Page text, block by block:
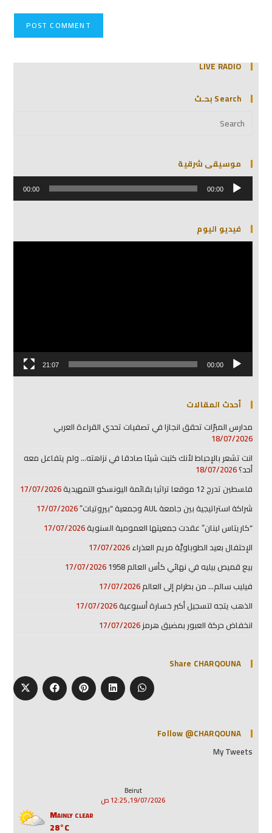
LIVE RADIO
Search بحـث
موسيقى شرقية
مشغل
الصوت 00:00
00:00
فيديو اليوم
مشغل
00:00
21:07
أحدث المقالات
مدارس المبرّات تحقق انجازا في تصفيات تحدي القراءة العربي
18/07/2026
انت تشعر بالإحباط لأنك كتبت شيئا صادقا في نزاهته… ولم يتفاعل معه
أحد؟18/07/2026
فلسطين تدرج 12 موقعا تراثيا بقائمة اليونسكو التمهيدية
17/07/2026
شراكة استراتيجية بين جامعة AUL وجمعية “بيروتيات”
17/07/2026
“كاريتاس لبنان” عقدت جمعيتها العمومية السنوية17/07/2026
الإحتفال بعيد الطوباويَّة مريم العذراء17/07/2026
بيع قميص بيليه في نهائي كأس العالم 1958
17/07/2026
فيليب سالم… من بطرام إلى العالم17/07/2026
الذهب يتجه لتسجيل أكبر خسارة أسبوعية17/07/2026
انخفاض حركة العبور بمضيق هرمز17/07/2026
Share CHARQOUNA
Follow @CHARQOUNA
My Tweets
Beirut
19/07/2026, 12:25 ص
Mainly clear
28°C